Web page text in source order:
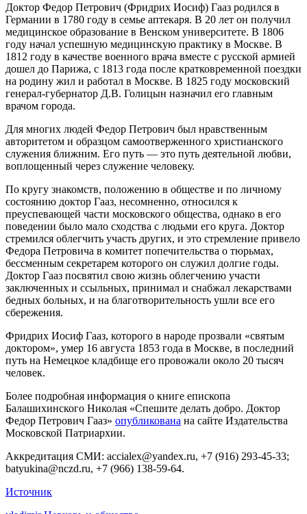
Доктор Федор Петрович (Фридрих Иосиф) Гааз родился в
Германии в 1780 году в семье аптекаря. В 20 лет он получил
медицинское образование в Венском университете. В 1806
году начал успешную медицинскую практику в Москве. В
1812 году в качестве военного врача вместе с русской армией
дошел до Парижа, с 1813 года после кратковременной поездки
на родину жил и работал в Москве. В 1825 году московский
генерал-губернатор Д.В. Голицын назначил его главным
врачом города.
Для многих людей Федор Петрович был нравственным
авторитетом и образцом самоотверженного христианского
служения ближним. Его путь — это путь деятельной любви,
воплощенный через служение человеку.
По кругу знакомств, положению в обществе и по личному
состоянию доктор Гааз, несомненно, относился к
преуспевающей части московского общества, однако в его
поведении было мало сходства с людьми его круга. Доктор
стремился облегчить участь других, и это стремление привело
Федора Петровича в комитет попечительства о тюрьмах,
бессменным секретарем которого он служил долгие годы.
Доктор Гааз посвятил свою жизнь облегчению участи
заключенных и ссыльных, принимал и снабжал лекарствами
бедных больных, и на благотворительность ушли все его
сбережения.
Фридрих Иосиф Гааз, которого в народе прозвали «святым
доктором», умер 16 августа 1853 года в Москве, в последний
путь на Немецкое кладбище его провожали около 20 тысяч
человек.
Более подробная информация о книге епископа
Балашихинского Николая «Спешите делать добро. Доктор
Федор Петрович Гааз» опубликована на сайте Издательства
Московской Патриархии.
Аккредитация СМИ: accialex@yandex.ru, +7 (916) 293-45-33;
batyukina@nczd.ru, +7 (966) 138-59-64.
Источник